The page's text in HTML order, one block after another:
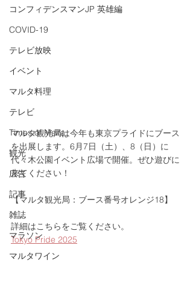
コンフィデンスマンJP 英雄編
COVID-19
テレビ放映
イベント
マルタ料理
テレビ
Times of Malta
観光
広告
記事
雑誌
マラソン
マルタワイン
マルタ観光局は今年も東京プライドにブース
を出展します。6月7日（土）、8（日）に
代々木公園イベント広場で開催。ぜひ遊びに
来てください！
【マルタ観光局：ブース番号オレンジ18】
詳細はこちらをご覧ください。
Tokyo Pride 2025